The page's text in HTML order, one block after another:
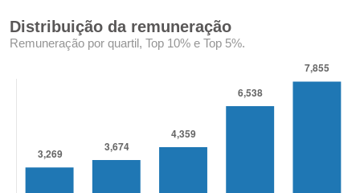
Distribuição da remuneração
Remuneração por quartil, Top 10% e Top 5%.